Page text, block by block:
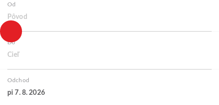
Od
Pôvod
Do
Cieľ
Odchod
pi 7. 8. 2026